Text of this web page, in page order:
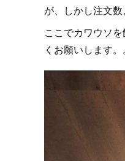
が、しかし注文
ここでカワウソ
くお願いします